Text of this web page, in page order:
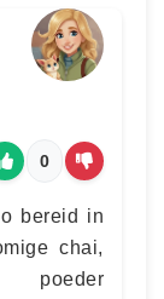
0
bereid in
chai,
poeder